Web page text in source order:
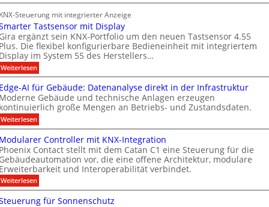
n
M
a
r
k
e
t
n
e
r
b
e
i
M
D
T
e
c
h
n
o
l
ü
h
e
s
t
e
r
k
e
n
u
n
g
m
i
a
e
r
ö
f
n
e
t
n
u
e
s
A
u
s
c
h
e
r
h
e
i
t
s
e
x
p
o
M
n
c
h
e
n
2
2
Steuerung mit integrierter Anzeige
Tastsensor mit Display
ergänzt sein KNX-Portfolio um den neuen Tastsensor 4.55
Die flexibel konfigurierbare Bedieneinheit mit integriertem
im System 55 des Herstellers…
Weiterlesen:
S
m
a
r
t
r
a
s
t
s
e
n
s
o
AI für Gebäude: Datenanalyse direkt in der Infrastruktur
Gebäude und technische Anlagen erzeugen
große Mengen an Betriebs- und Zustandsdaten.
Weiterlesen:
E
g
e
-
A
I
f
r
Controller mit KNX-Integration
Contact stellt mit dem Catan C1 eine Steuerung für die
vor, die eine offene Architektur, modulare
und Interoperabilität verbindet.
Weiterlesen:
M
d für Sonnenschutz